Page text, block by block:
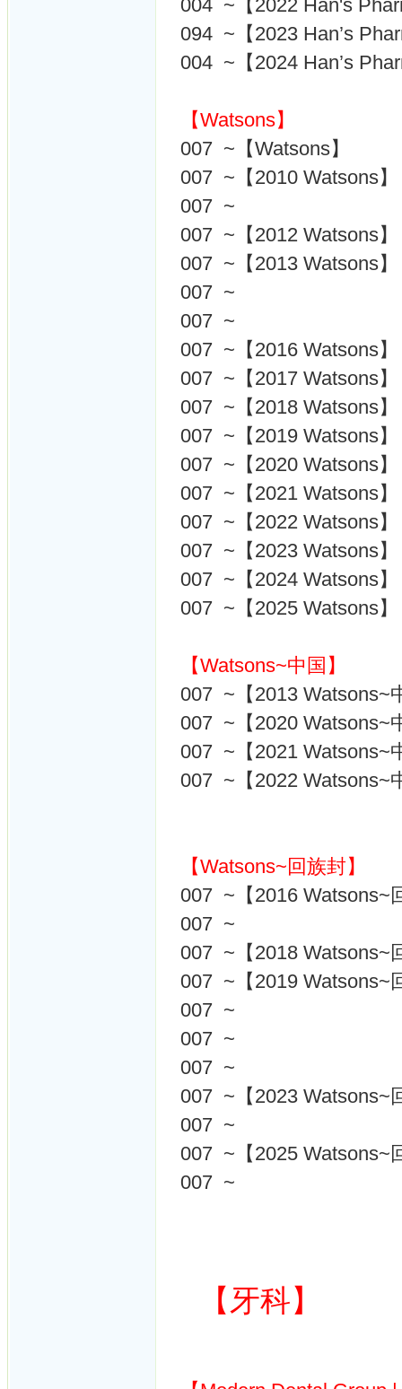
004 ~【2022 Han's
094 ~【2023 Han’s
004 ~【2024 Han’s
【Watsons】
007 ~【Watsons】
007 ~【2010 Watsons】
007 ~
007 ~【2012 Watsons】
007 ~【2013 Watsons】
007 ~
007 ~
007 ~【2016 Watsons】
007 ~【2017 Watsons】
007 ~【2018 Watsons】
007 ~【2019 Watsons】
007 ~【2020 Watsons】
007 ~【2021 Watsons】
007 ~【2022 Watsons】
007 ~【2023 Watsons】
007 ~【2024 Watsons】
007 ~【2025 Watsons】
【Watsons~中国】
007 ~【2013 Watsons~
007 ~【2020 Watsons~
007 ~【2021 Watsons~
007 ~【2022 Watsons~
【Watsons~回族封】
007 ~【2016 Watsons~
007 ~
007 ~【2018 Watsons~
007 ~【2019 Watsons~
007 ~
007 ~
007 ~
007 ~【2023 Watsons~
007 ~
007 ~【2025 Watsons~
007 ~
【牙科】